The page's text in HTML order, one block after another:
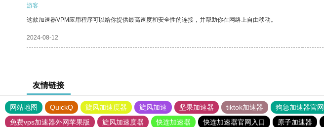
游客
这款加速器VPM应用程序可以给你提供最高速度和安全性的连接，并帮助你在网络上自由移动。
2024-08-12
友情链接
网站地图 QuickQ 旋风加速度器 旋风加速 坚果加速器 tiktok加速器 狗急加速器官网
免费vps加速器外网苹果版
旋风加速度器 快连加速器 快连加速器官网入口 原子加速器